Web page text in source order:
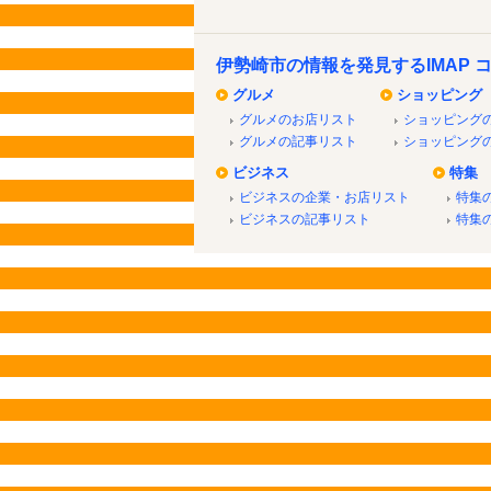
伊勢崎市の情報を発見するIMAP
グルメ
グルメのお店リスト
グルメの記事リスト
ショッピング
ショッピング
ショッピング
ビジネス
ビジネスの企業・お店リスト
ビジネスの記事リスト
特集
特集
特集